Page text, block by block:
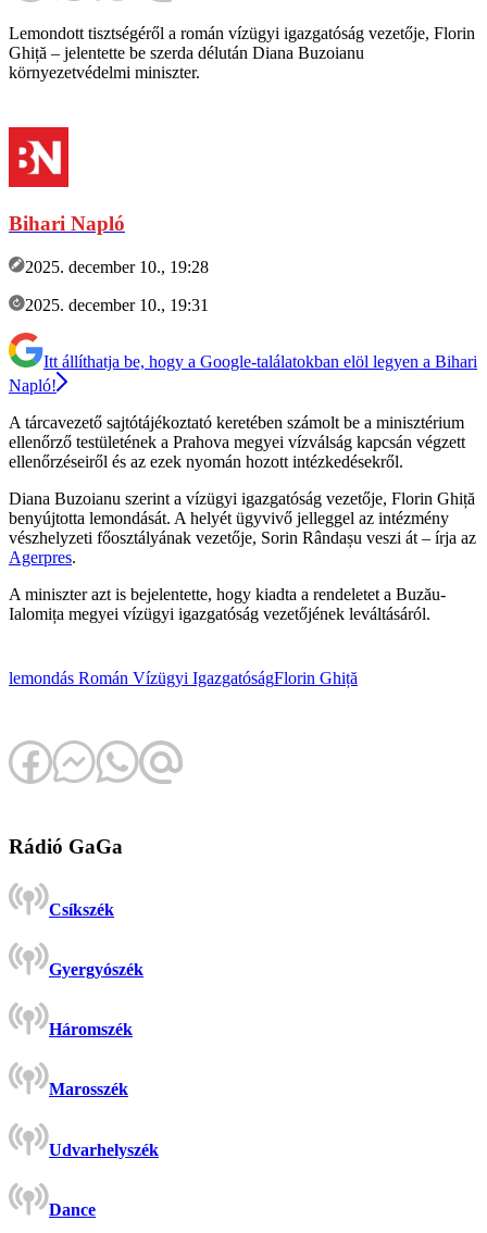
Lemondott tisztségéről a román vízügyi igazgatóság vezetője, Florin
Ghiță – jelentette be szerda délután Diana Buzoianu
környezetvédelmi miniszter.
Bihari Napló
2025. december 10., 19:28
2025. december 10., 19:31
Itt állíthatja be, hogy a Google-találatokban elöl legyen a Bihari
Napló!
A tárcavezető sajtótájékoztató keretében számolt be a minisztérium
ellenőrző testületének a Prahova megyei vízválság kapcsán végzett
ellenőrzéseiről és az ezek nyomán hozott intézkedésekről.
Diana Buzoianu szerint a vízügyi igazgatóság vezetője, Florin Ghiță
benyújtotta lemondását. A helyét ügyvivő jelleggel az intézmény
vészhelyzeti főosztályának vezetője, Sorin Rândașu veszi át – írja az
Agerpres.
A miniszter azt is bejelentette, hogy kiadta a rendeletet a Buzău-
Ialomița megyei vízügyi igazgatóság vezetőjének leváltásáról.
lemondás Román Vízügyi IgazgatóságFlorin Ghiță
Rádió GaGa
Csíkszék
Gyergyószék
Háromszék
Marosszék
Udvarhelyszék
Dance